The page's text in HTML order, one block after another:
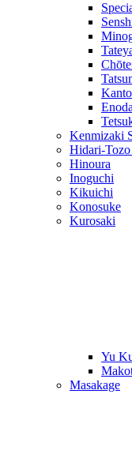
Kanto
Kenmizaki
Hidari-Tozo
Hinoura
Inoguchi
Kikuichi
Konosuke
Kurosaki
Yu
Masakage